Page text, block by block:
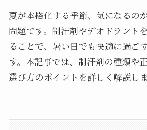
夏が本格化する季節、気になるの
問題です。制汗剤やデオドラント
ることで、暑い日でも快適に過ご
す。本記事では、制汗剤の種類や
選び方のポイントを詳しく解説しま